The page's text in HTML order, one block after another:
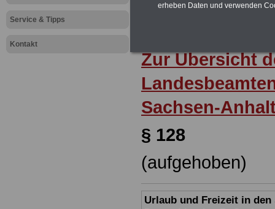
Service & Tipps
Kontakt
Zur Übersicht
Sachsen-
§ 128
(aufgehoben)
Urlaub und Freizeit in
erheben Daten und verwenden